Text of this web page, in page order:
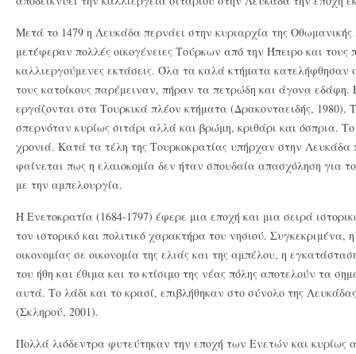
Μετά το 1479 η Λευκάδα περνάει στην κυριαρχία της
μετέφεραν πολλές οικογένειες Τούρκων από την Ήπειρο και
καλλιεργούμενες εκτάσεις. Όλα τα καλά κτήματα κατελήφθησαν
τους κατοίκους παρέμειναν, πήραν τα πετρώδη και άγονα
εργάζονται στα Τουρκικά πλέον κτήματα (Δρακονταειδής, 1980).
σπερνόταν κυρίως σιτάρι αλλά και βρώμη, κριθάρι και όσπρια.
χρονιά. Κατά τα τέλη της Τουρκοκρατίας υπήρχαν στην Λευκάδα
φαίνεται πως η ελαιοκομία δεν ήταν σπουδαία απασχόληση για
με την αμπελουργία.
Η Ενετοκρατία (1684-1797) έφερε μια εποχή και μια σειρά
τον ιστορικό και πολιτικό χαρακτήρα του νησιού. Συγκεκριμένα,
οικονομίας σε οικονομία της ελιάς και της αμπέλου, η
του ήθη και έθιμα και το κτίσιμο της νέας πόλης αποτελούν τα
αυτά. Το λάδι και το κρασί, επιβλήθηκαν στο σύνολο της
(Σκληρού, 2001).
Πολλά λιόδεντρα φυτεύτηκαν την εποχή των Ενετών και κυρίως